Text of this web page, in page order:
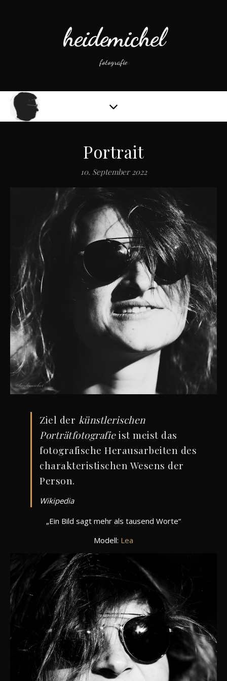
heidemichel
fotografie
Portrait
10. September 2022
Ziel der künstlerischen
Porträtfotografieist meist das
fotografische Herausarbeiten des
charakteristischen Wesens der
Person.
Wikipedia
„Ein Bild sagt mehr als tausend Worte“
Modell: Lea